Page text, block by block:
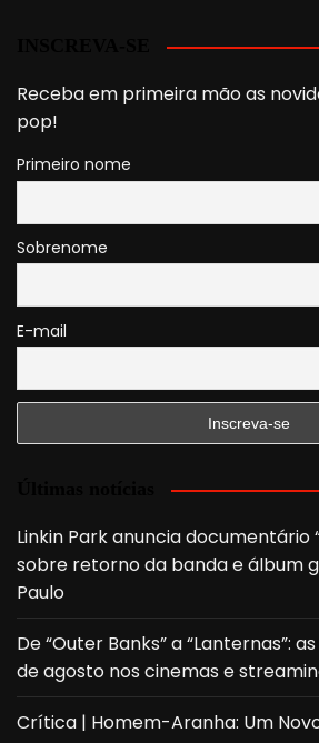
Receba em primeira mão as
pop!
Primeiro nome
Sobrenome
E-mail
Linkin Park anuncia documentário
sobre retorno da banda e álbum
Paulo
De “Outer Banks” a “Lanternas”:
de agosto nos cinemas e
Crítica | Homem-Aranha: Um